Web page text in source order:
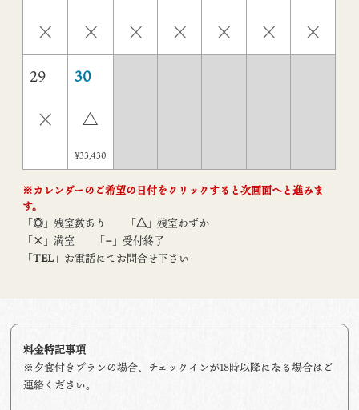
× × × × × × ×
29
×
30
△
¥33,430
※カレンダーのご希望の日付をクリックすると次画面へと進みま
す。
「◎ 」残室数あり 「△ 」残室わずか
「× 」満室 「− 」受付終了
「TEL」お電話にてお問合せ下さい
料金特記事項
※夕食付きプランの場合、チェックインが18時以降になる場合はご
連絡ください。